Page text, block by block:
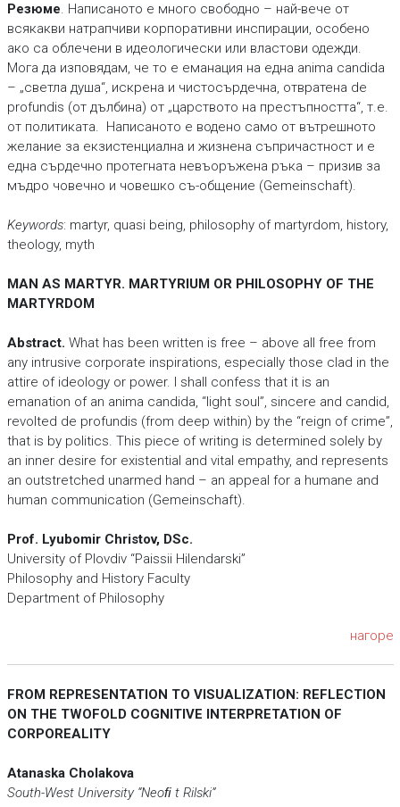
Резюме. Написаното е много свободно – най-вече от
всякакви натрапчиви корпоративни инспирации, особено
ако са облечени в идеологически или властови одежди.
Мога да изповядам, че то е еманация на една anima candida
– „светла душа“, искрена и чистосърдечна, отвратена de
profundis (от дълбина) от „царството на престъпността“, т.е.
от политиката. Написаното е водено само от вътрешното
желание за екзистенциална и жизнена съпричастност и е
една сърдечно протегната невъоръжена ръка – призив за
мъдро човечно и човешко съ-общение (Gemeinschaft).
Keywords: martyr, quasi being, philosophy of martyrdom, history,
theology, myth
MAN AS MARTYR. MARTYRIUM OR PHILOSOPHY OF THE
MARTYRDOM
Abstract. What has been written is free – above all free from
any intrusive corporate inspirations, especially those clad in the
attire of ideology or power. I shall confess that it is an
emanation of an anima candida, “light soul”, sincere and candid,
revolted de profundis (from deep within) by the “reign of crime”,
that is by politics. This piece of writing is determined solely by
an inner desire for existential and vital empathy, and represents
an outstretched unarmed hand – an appeal for a humane and
human communication (Gemeinschaft).
Prof. Lyubomir Christov, DSc.
University of Plovdiv “Paissii Hilendarski”
Philosophy and History Faculty
Department of Philosophy
нагоре
FROM REPRESENTATION TO VISUALIZATION: REFLECTION
ON THE TWOFOLD COGNITIVE INTERPRETATION OF
CORPOREALITY
Atanaska Cholakova
South-West University “Neoﬁ t Rilski”